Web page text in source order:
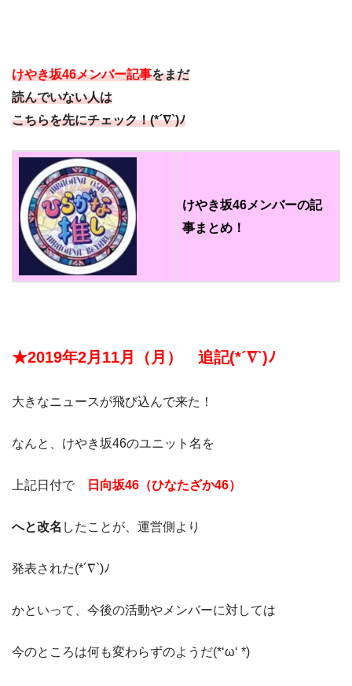
けやき坂46メンバー記事をまだ
読んでいない人は
こちらを先にチェック！(*´∇`)ﾉ
けやき坂46メンバーの記
事まとめ！
★2019年2月11月（月） 追記(*´∇`)ﾉ
大きなニュースが飛び込んで来た！
なんと、けやき坂46のユニット名を
上記日付で 日向坂46（ひなたざか46）
へと改名 したことが、運営側より
発表された(*´∇`)ﾉ
かといって、今後の活動やメンバーに対しては
今のところは何も変わらずのようだ(*‘ω‘ *)